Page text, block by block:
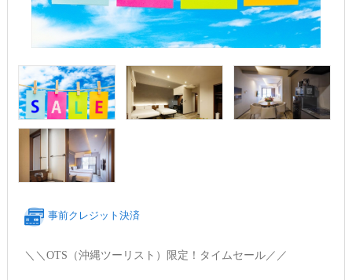
事前クレジット決済
＼＼OTS（沖縄ツーリスト）限定！タイムセール／／